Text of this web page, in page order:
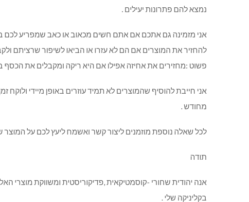
נמצא להם פתרונות יעילים .
להחזיר את המוצרים אם הם לא עזרו או הביאו לשיפור שרציתם
פשוט :מחזירים את אחיזה אפילו אם היא ריקה ומקבלים את הכסף
אני חייבת להוסיף שהמוצרים לא תמיד עוזרים באופן מיידי
מחודש .
לכל שאלה נוספת מוזמנים ליצור קשר ואשמח ליעץ לכם על המוצר
תודה
אנה יהודית שחורי -קוסמטיקאית ,פדיקוריסטית ומשווקת מוצרי
בקליניקה שלי .